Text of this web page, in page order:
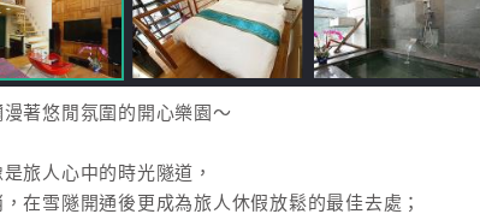
著悠閒氛圍的開心樂園～
旅人心中的時光隧道，
在雪隧開通後更成為旅人休假放鬆的最佳去處；